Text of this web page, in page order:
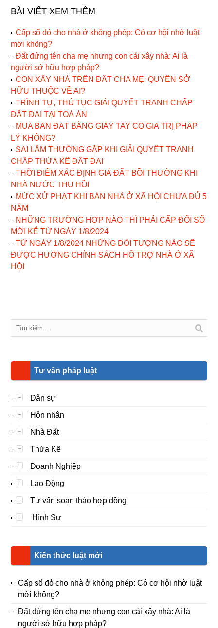
BÀI VIẾT XEM THÊM
Cấp sổ đỏ cho nhà ở không phép: Có cơ hội nhờ luật
mới không?
Đất đứng tên cha mẹ nhưng con cái xây nhà: Ai là
người sở hữu hợp pháp?
CON XÂY NHÀ TRÊN ĐẤT CHA MẸ: QUYỀN SỞ
HỮU THUỘC VỀ AI?
TRÌNH TỰ, THỦ TỤC GIẢI QUYẾT TRANH CHẤP
ĐẤT ĐAI TẠI TOÀ ÁN
MUA BÁN ĐẤT BẰNG GIẤY TAY CÓ GIÁ TRỊ PHÁP
LÝ KHÔNG?
SAI LẦM THƯỜNG GẶP KHI GIẢI QUYẾT TRANH
CHẤP THỪA KẾ ĐẤT ĐAI
THỜI ĐIỂM XÁC ĐỊNH GIÁ ĐẤT BỒI THƯỜNG KHI
NHÀ NƯỚC THU HỒI
MỨC XỬ PHẠT KHI BÁN NHÀ Ở XÃ HỘI CHƯA ĐỦ 5
NĂM
NHỮNG TRƯỜNG HỢP NÀO THÌ PHẢI CẤP ĐỔI SỔ
MỚI KỂ TỪ NGÀY 1/8/2024
TỪ NGÀY 1/8/2024 NHỮNG ĐỐI TƯỢNG NÀO SẼ
ĐƯỢC HƯỞNG CHÍNH SÁCH HỖ TRỢ NHÀ Ở XÃ
HỘI
Tư vấn pháp luật
Dân sự
Hôn nhân
Nhà Đất
Thừa Kế
Doanh Nghiệp
Lao Động
Tư vấn soạn thảo hợp đồng
Hình Sự
Kiến thức luật mới
Cấp sổ đỏ cho nhà ở không phép: Có cơ hội nhờ luật
mới không?
Đất đứng tên cha mẹ nhưng con cái xây nhà: Ai là
người sở hữu hợp pháp?